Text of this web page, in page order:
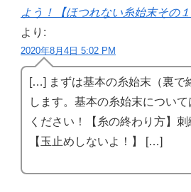
よう！【ほつれない糸始末その
より:
2020年8月4日 5:02 PM
[…] まずは基本の糸始末（裏で
します。基本の糸始末につい
ください！【糸の終わり方】
【玉止めしないよ！】 […]